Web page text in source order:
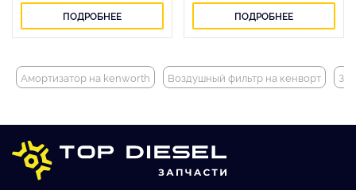
ПОДРОБНЕЕ ПОДРОБНЕЕ
Амортизатор на kenworth Воздушный фильтр на кенворт